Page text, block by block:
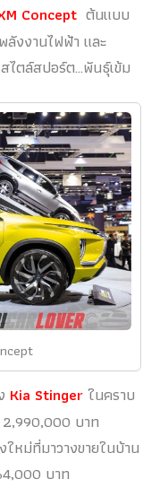
Concept ต้นแบบ
ลังงานไฟฟ้า และ
ตล์สปอร์ต…พันธุ์เข้ม
Kia Stingerในคราบ
บาท
หม่ที่มาวางขายในบ้าน
บาท